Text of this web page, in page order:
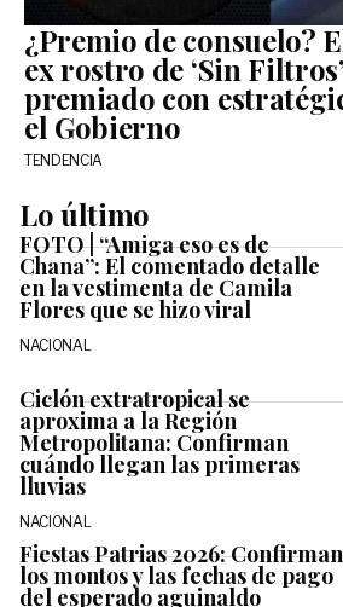
¿Premio de consuelo?
ex rostro de ‘Sin
premiado con
el Gobierno
TENDENCIA
Lo último
FOTO | “Amiga eso es de
Chana”: El comentado detalle
en la vestimenta de Camila
Flores que se hizo viral
NACIONAL
Ciclón extratropical se
aproxima a la Región
Metropolitana: Confirman
cuándo llegan las primeras
lluvias
NACIONAL
Fiestas Patrias 2026: Confirman
los montos y las fechas de pago
del esperado aguinaldo